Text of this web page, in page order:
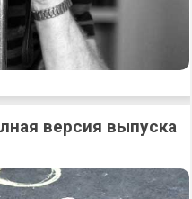
версия выпуска